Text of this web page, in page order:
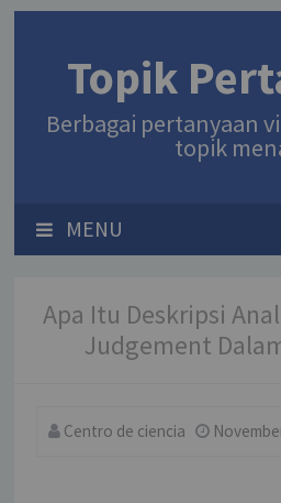
Topik
Berbagai pertanyaan
topik
MENU
Apa Itu Deskripsi
Judgement
Centro de ciencia